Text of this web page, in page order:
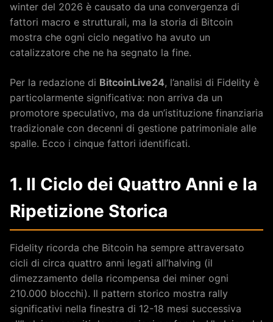
winter del 2026 è causato da una convergenza di
fattori macro e strutturali, ma la storia di Bitcoin
mostra che ogni ciclo negativo ha avuto un
catalizzatore che ne ha segnato la fine.
Per la redazione di BitcoinLive24, l’analisi di Fidelity è
particolarmente significativa: non arriva da un
promotore speculativo, ma da un’istituzione finanziaria
tradizionale con decenni di gestione patrimoniale alle
spalle. Ecco i cinque fattori identificati.
1. Il Ciclo dei Quattro Anni e la
Ripetizione Storica
Fidelity ricorda che Bitcoin ha sempre attraversato
cicli di circa quattro anni legati all’halving (il
dimezzamento della ricompensa dei miner ogni
210.000 blocchi). Il pattern storico mostra rally
significativi nella finestra di 12-18 mesi successiva